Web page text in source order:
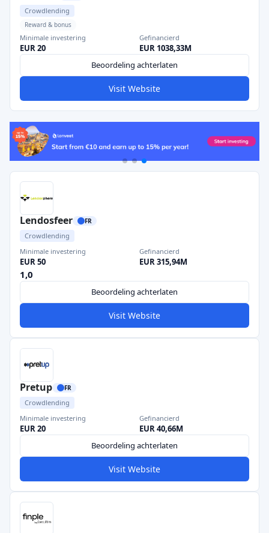
Crowdlending
Reward & bonus
Minimale investering
EUR 20
Gefinancierd
EUR 1038,33M
Beoordeling achterlaten
Visit Website
Lendosfeer FR
Crowdlending
Minimale investering
EUR 50
Gefinancierd
EUR 315,94M
1,0
Beoordeling achterlaten
Visit Website
Pretup FR
Crowdlending
Minimale investering
EUR 20
Gefinancierd
EUR 40,66M
Beoordeling achterlaten
Visit Website